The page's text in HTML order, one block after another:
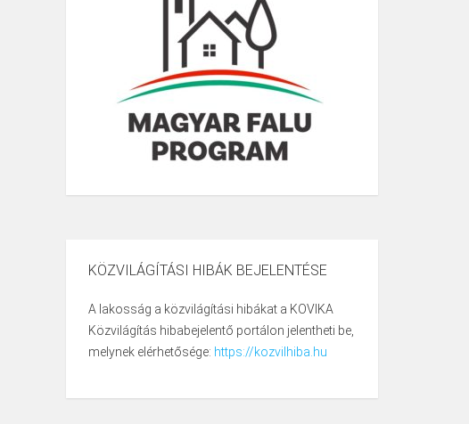
KÖZVILÁGÍTÁSI HIBÁK BEJELENTÉSE
A lakosság a közvilágítási hibákat a KOVIKA
Közvilágítás hibabejelentő portálon jelentheti be,
melynek elérhetősége: https://kozvilhiba.hu